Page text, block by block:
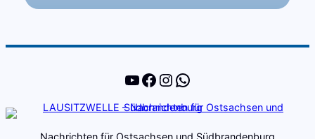
YouTube
Facebook
Instagram
WhatsApp
Nachrichten für Ostsachsen und Südbrandenburg